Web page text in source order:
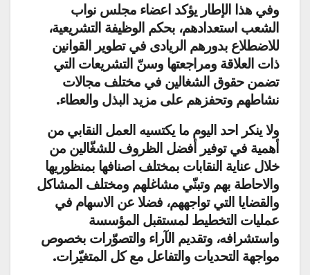
وفي هذا الإطار يؤكد اعضاء مجلس نواب
الشعب استعدادهم، بحكم الوظيفة التشريعية،
للاضطلاع بدورهم الريادى في تطوير القوانين
ذات العلاقة ومراجعتها وسنّ التشريعات التي
تضمن حقوق الشغالين في مختلف مجالات
نشاطهم وتحفزهم على مزيد البذل والعطاء.
ولا ينكر احد اليوم ما يكتسيه العمل النقابي من
أهمية في توفير أفضل الظروف للشغّالين من
خلال عناية النقابات بمختلف اصنافها بمنظوريها
والاحاطة بهم وتبنّي مشاغلهم ومختلف المشاكل
والقضايا التي تواجههم، فضلا عن الاسهام في
عمليات التخطيط لمستقبل المؤسسة
واستشرافه، وتقديم الآراء والتصوّرات بخصوص
مواجهة التحديات والتفاعل مع كل المتغيّرات.